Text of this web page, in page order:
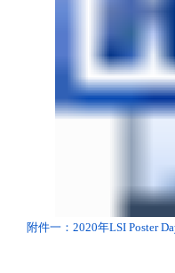
附件一：2020年LSI Poster